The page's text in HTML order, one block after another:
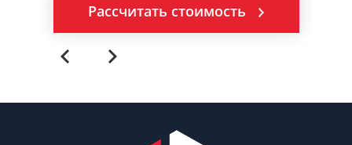
Рассчитать стоимость